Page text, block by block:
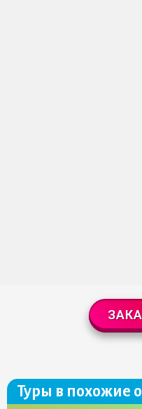
Туры в похожие